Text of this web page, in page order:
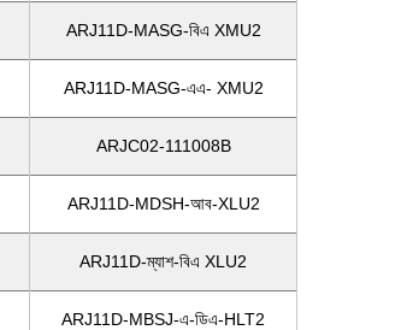
ARJ11D-MASG-বিএ XMU2
ARJ11D-MASG-এএ- XMU2
ARJC02-111008B
ARJ11D-MDSH-আব-XLU2
ARJ11D-ম্যাশ-বিএ XLU2
ARJ11D-MBSJ-এ-ডিএ-HLT2